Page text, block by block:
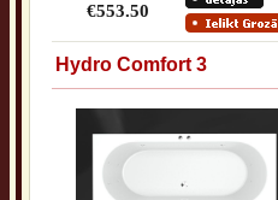
€553.50
Hydro Comfort 3